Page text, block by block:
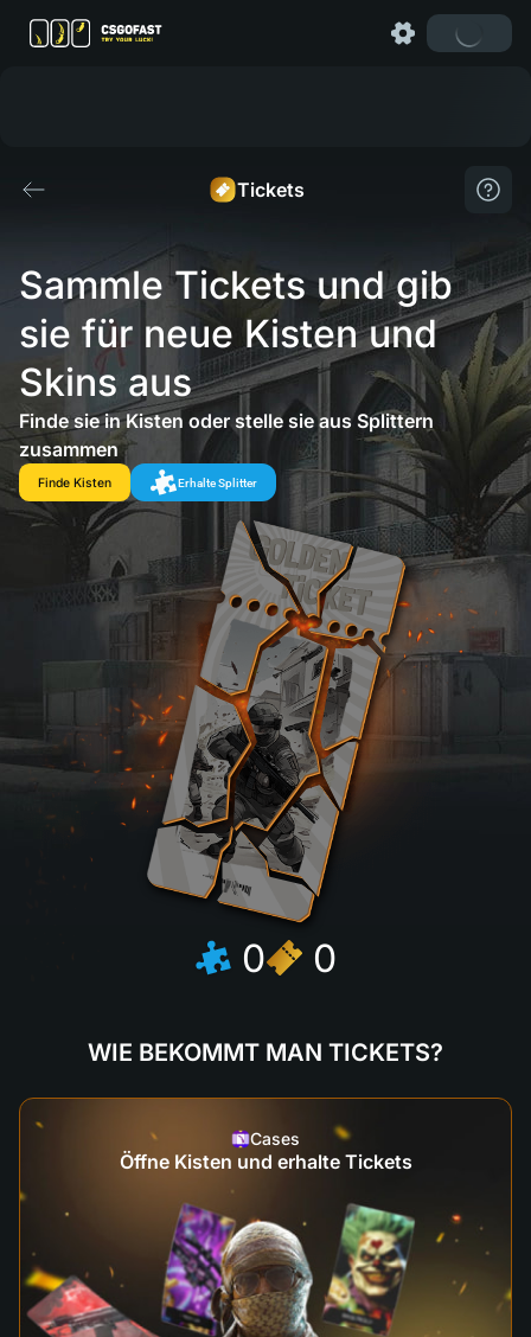
Tickets
Sammle Tickets und gib
sie für neue Kisten und
Skins aus
Finde sie in Kisten oder stelle sie aus Splittern
zusammen
Finde Kisten Erhalte Splitter
0 0
WIE BEKOMMT MAN TICKETS?
Cases
Öffne Kisten und erhalte Tickets